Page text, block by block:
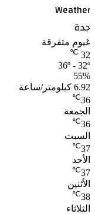
Weather
جدة
غيوم متفرقة
32
℃
36º - 32º
55%
6.92 كيلومتر/ساعة
36
℃
الجمعة
36
℃
السبت
37
℃
الأحد
37
℃
الأثنين
38
℃
الثلاثاء